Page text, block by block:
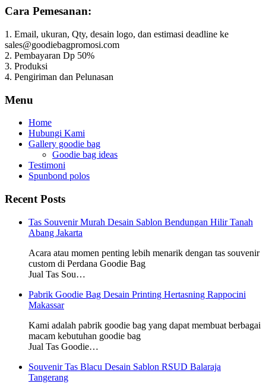
Cara Pemesanan:
1. Email, ukuran, Qty, desain logo, dan estimasi deadline ke
sales@goodiebagpromosi.com
2. Pembayaran Dp 50%
3. Produksi
4. Pengiriman dan Pelunasan
Menu
Home
Hubungi Kami
Gallery goodie bag
Goodie bag ideas
Testimoni
Spunbond polos
Recent Posts
Tas Souvenir Murah Desain Sablon Bendungan Hilir Tanah
Abang Jakarta
Acara atau momen penting lebih menarik dengan tas souvenir
custom di Perdana Goodie Bag
Jual Tas Sou…
Pabrik Goodie Bag Desain Printing Hertasning Rappocini
Makassar
Kami adalah pabrik goodie bag yang dapat membuat berbagai
macam kebutuhan goodie bag
Jual Tas Goodie…
Souvenir Tas Blacu Desain Sablon RSUD Balaraja
Tangerang